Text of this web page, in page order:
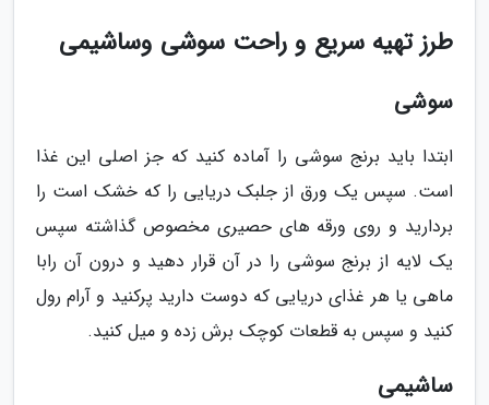
طرز تهیه سریع و راحت سوشی وساشیمی
سوشی
ابتدا باید برنج سوشی را آماده کنید که جز اصلی این غذا
است. سپس یک ورق از جلبک دریایی را که خشک است را
بردارید و روی ورقه های حصیری مخصوص گذاشته سپس
یک لایه از برنج سوشی را در آن قرار دهید و درون آن رابا
ماهی یا هر غذای دریایی که دوست دارید پرکنید و آرام رول
کنید و سپس به قطعات کوچک برش زده و میل کنید.
ساشیمی